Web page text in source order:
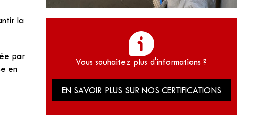
la
par
en
Vous souhaitez plus d'informations ?
EN SAVOIR PLUS SUR NOS CERTIFICATIONS